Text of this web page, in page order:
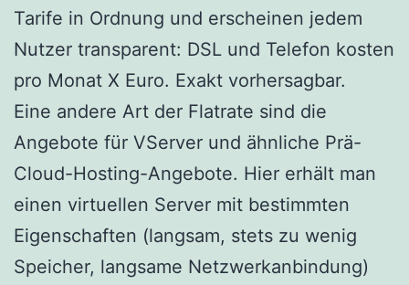
Tarife in Ordnung und erscheinen jedem
Nutzer transparent: DSL und Telefon kosten
pro Monat X Euro. Exakt vorhersagbar.
Eine andere Art der Flatrate sind die
Angebote für VServer und ähnliche Prä-
Cloud-Hosting-Angebote. Hier erhält man
einen virtuellen Server mit bestimmten
Eigenschaften (langsam, stets zu wenig
Speicher, langsame Netzwerkanbindung)